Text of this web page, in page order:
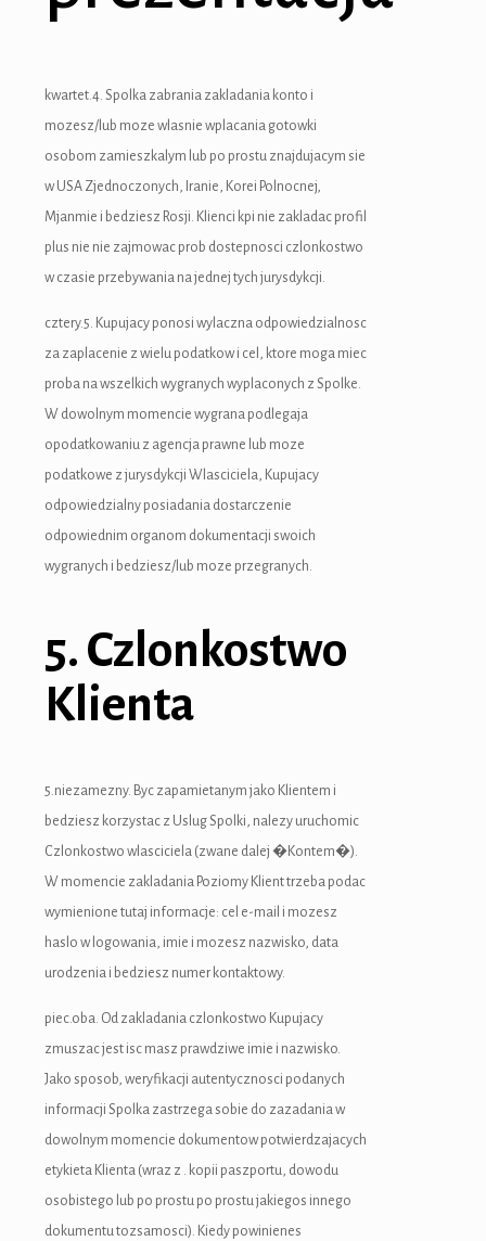
kwartet.4. Spolka zabrania zakladania konto i
mozesz/lub moze wlasnie wplacania gotowki
osobom zamieszkalym lub po prostu znajdujacym sie
w USA Zjednoczonych, Iranie, Korei Polnocnej,
Mjanmie i bedziesz Rosji. Klienci kpi nie zakladac profil
plus nie nie zajmowac prob dostepnosci czlonkostwo
w czasie przebywania na jednej tych jurysdykcji.
cztery.5. Kupujacy ponosi wylaczna odpowiedzialnosc
za zaplacenie z wielu podatkow i cel, ktore moga miec
proba na wszelkich wygranych wyplaconych z Spolke.
W dowolnym momencie wygrana podlegaja
opodatkowaniu z agencja prawne lub moze
podatkowe z jurysdykcji Wlasciciela, Kupujacy
odpowiedzialny posiadania dostarczenie
odpowiednim organom dokumentacji swoich
wygranych i bedziesz/lub moze przegranych.
5. Czlonkostwo
Klienta
5.niezamezny. Byc zapamietanym jako Klientem i
bedziesz korzystac z Uslug Spolki, nalezy uruchomic
Czlonkostwo wlasciciela (zwane dalej �Kontem�).
W momencie zakladania Poziomy Klient trzeba podac
wymienione tutaj informacje: cel e-mail i mozesz
haslo w logowania, imie i mozesz nazwisko, data
urodzenia i bedziesz numer kontaktowy.
piec.oba. Od zakladania czlonkostwo Kupujacy
zmuszac jest isc masz prawdziwe imie i nazwisko.
Jako sposob, weryfikacji autentycznosci podanych
informacji Spolka zastrzega sobie do zazadania w
dowolnym momencie dokumentow potwierdzajacych
etykieta Klienta (wraz z . kopii paszportu, dowodu
osobistego lub po prostu po prostu jakiegos innego
dokumentu tozsamosci). Kiedy powinienes